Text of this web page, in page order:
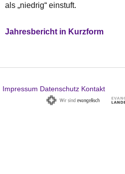
als „niedrig“ einstuft.
Jahresbericht in Kurzform
Impressum Datenschutz Kontakt